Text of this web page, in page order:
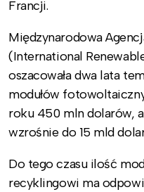
Francji.
Międzynarodowa
(International
oszacowała dwa lata
modułów
roku 450 mln dolarów,
wzrośnie do 15 mld
Do tego czasu ilość
recyklingowi ma